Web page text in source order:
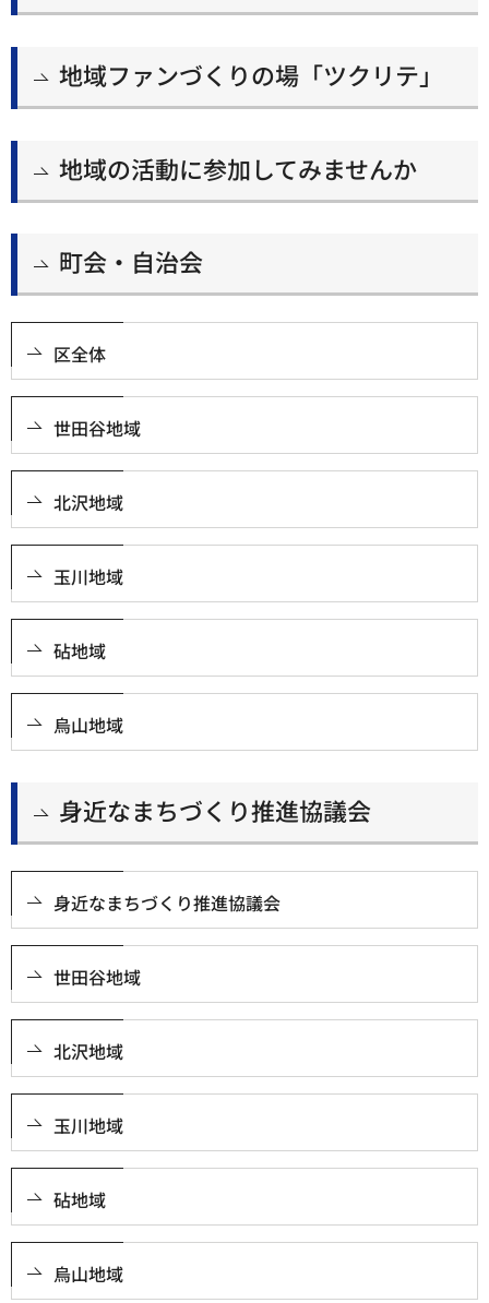
地域ファンづくりの場「ツクリテ」
地域の活動に参加してみませんか
町会・自治会
区全体
世田谷地域
北沢地域
玉川地域
砧地域
烏山地域
身近なまちづくり推進協議会
身近なまちづくり推進協議会
世田谷地域
北沢地域
玉川地域
砧地域
烏山地域